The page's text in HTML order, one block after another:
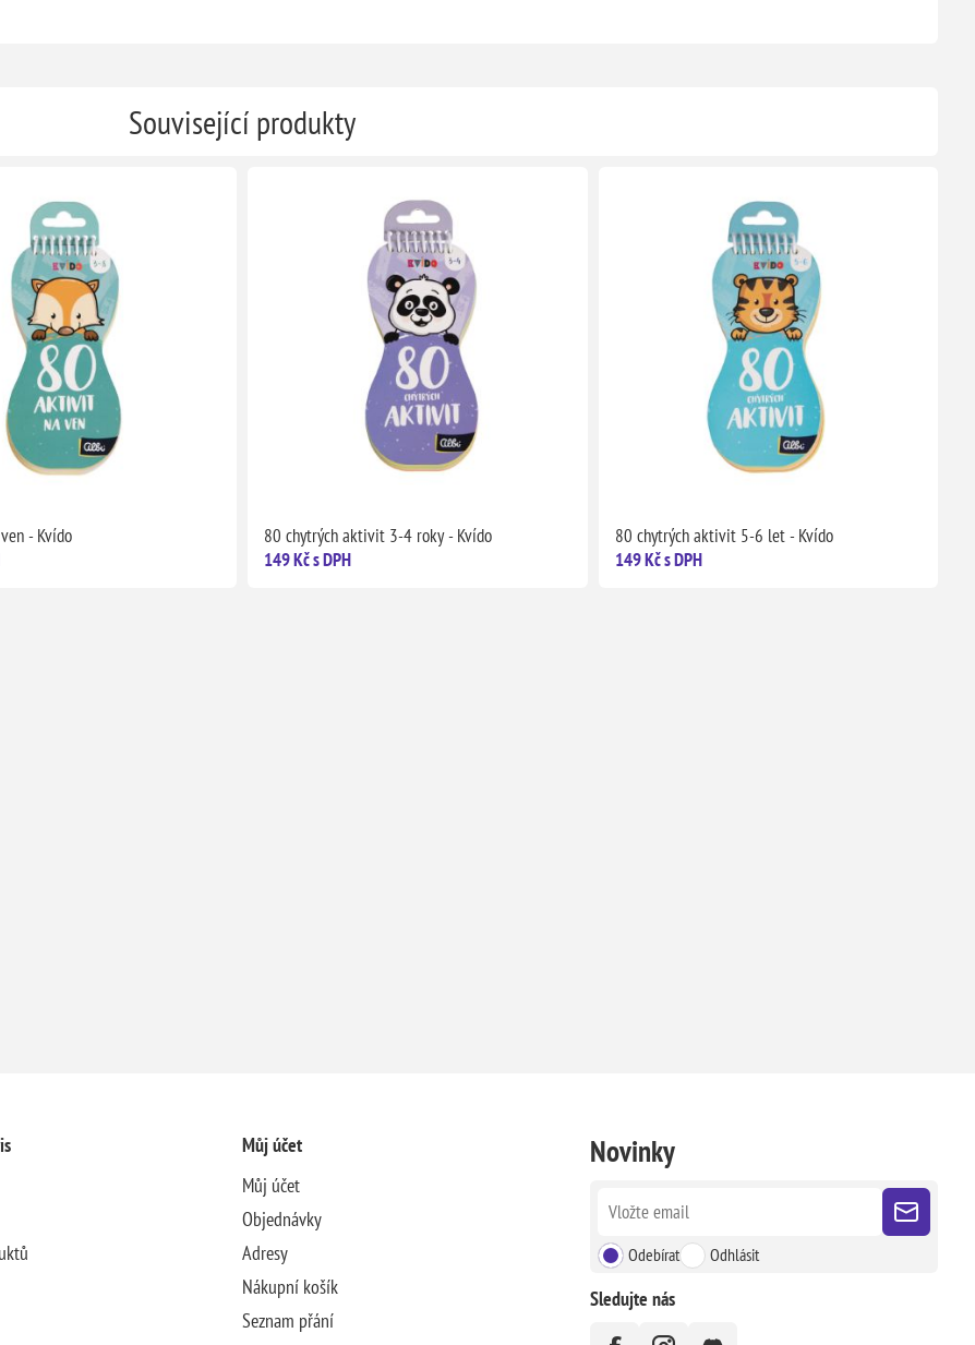
Související produkty
- Kvído
80 chytrých aktivit 3-4 roky - Kvído
149 Kč s DPH
80 chytrých aktivit 5-6 let - Kvído
149 Kč s DPH
Můj účet
Můj účet
Objednávky
Adresy
Nákupní košík
Seznam přání
Novinky
Odebírat Odhlásit
Sledujte nás